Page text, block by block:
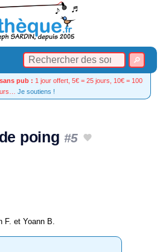
pub : 1 jour offert, 5€ = 25 jours, 10€ = 100
Je soutiens !
poing #5
F. et Yoann B.